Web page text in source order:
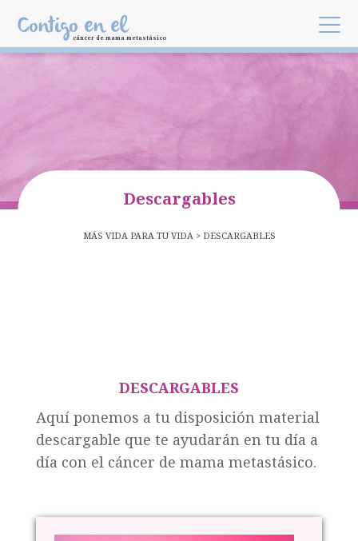
Skip to main content
cáncer de mama metastásico
Contigo en el
Descargables
BREADCRUMB
MÁS VIDA PARA TU VIDA DESCARGABLES
DESCARGABLES
Aquí ponemos a tu disposición material
descargable que te ayudarán en tu día a
día con el cáncer de mama metastásico.